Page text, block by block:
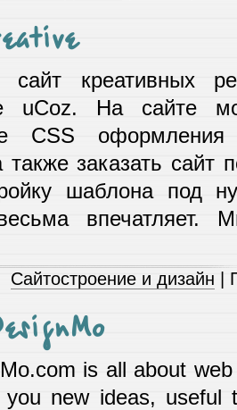
сайт креативных
uCoz. На сайте
CSS
заказать сайт
шаблона под
впечатляет.
Сайтостроение и дизайн |
is all about
new ideas, useful